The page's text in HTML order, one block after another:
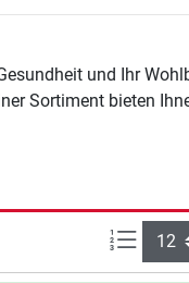
und Ihr
Sortiment bieten